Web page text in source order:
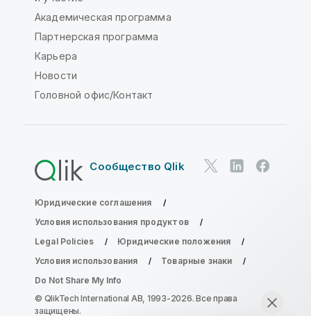
Академическая программа
Партнерская программа
Карьера
Новости
Головной офис/Контакт
Сообщество Qlik
Юридические соглашения
Условия использования продуктов
Legal Policies
Юридические положения
Условия использования
Товарные знаки
Do Not Share My Info
© QlikTech International AB, 1993-2026. Все права
защищены.